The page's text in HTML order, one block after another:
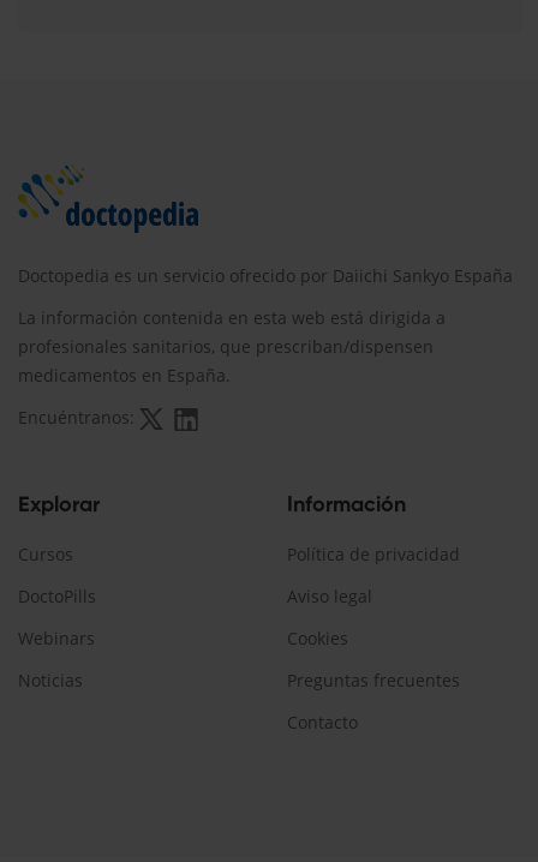
Doctopedia es un servicio ofrecido por Daiichi Sankyo España
La información contenida en esta web está dirigida a
profesionales sanitarios, que prescriban/dispensen
medicamentos en España.
Encuéntranos:
Explorar
Cursos
DoctoPills
Webinars
Noticias
Información
Política de privacidad
Aviso legal
Cookies
Preguntas frecuentes
Contacto